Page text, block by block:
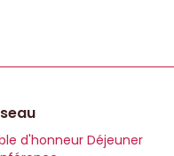
d'honneur Déjeuner